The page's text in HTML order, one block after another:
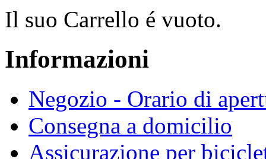
Il suo Carrello é vuoto.
Informazioni
Negozio - Orario di
Consegna a domicilio
Assicurazione per